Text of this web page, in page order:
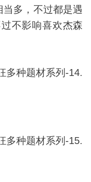
多，不过都是遇
不影响喜欢杰森